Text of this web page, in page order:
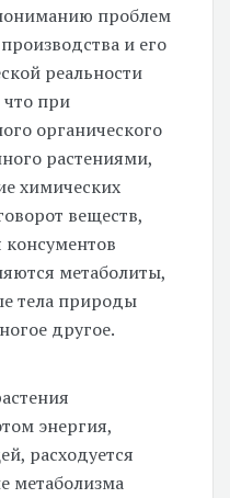
проблем
и его
реальности
при
органического
растениями,
химических
веществ,
метаболиты,
тела природы
другое.
энергия,
расходуется
метаболизма